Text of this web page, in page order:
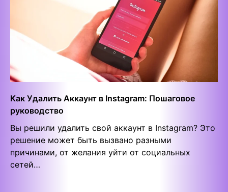
Как Удалить Аккаунт в Instagram: Пошаговое
руководство
Вы решили удалить свой аккаунт в Instagram? Это
решение может быть вызвано разными
причинами, от желания уйти от социальных
сетей…